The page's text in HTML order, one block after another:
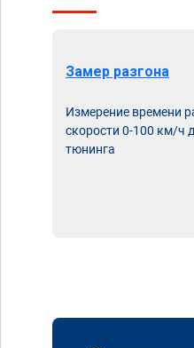
Замер разгона
Измерение времени
скорости 0-100 км/ч
тюнинга